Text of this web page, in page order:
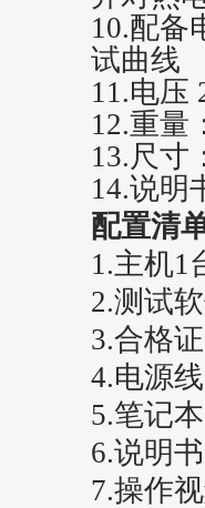
10.配备
试曲线
11.电压
12.重量
13.尺寸
14.说明
配置清
1.主机1
2.测试
3.合格
4.电源
5.笔记
6.说明
7.操作